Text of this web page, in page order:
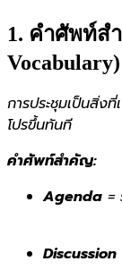
1. คำศัพท์ส
Vocabulary)
การประชุมเป็นสิ่ง
โปรขึ้นทันที
คำศัพท์สำคัญ:
Agenda =
Discussion